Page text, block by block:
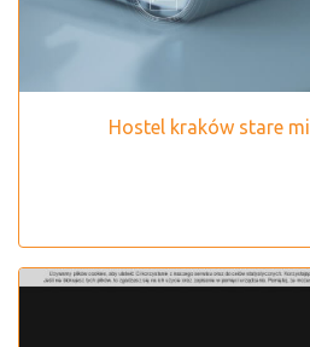
Hostel kraków stare